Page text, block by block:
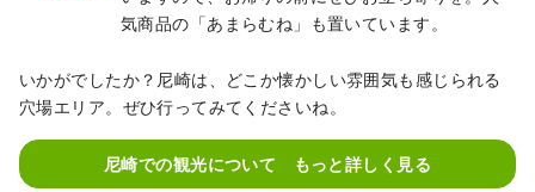
気商品の「あまらむね」も置いています。
いかがでしたか？尼崎は、どこか懐かしい雰囲気も感じられる
穴場エリア。ぜひ行ってみてくださいね。
尼崎での観光について もっと詳しく見る